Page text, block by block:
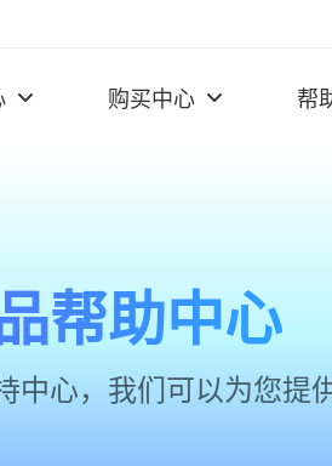
购买中心 帮
帮助中心
中心，我们可以为您提